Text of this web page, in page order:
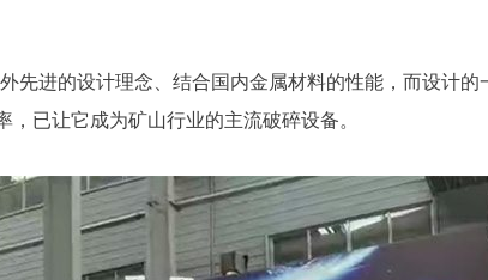
先进的设计理念、结合国内金属材料的性能，而设计
已让它成为矿山行业的主流破碎设备。